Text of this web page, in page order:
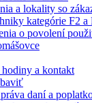
a lokality so
kategórie F2 a
o povolení
a kontakt
daní a